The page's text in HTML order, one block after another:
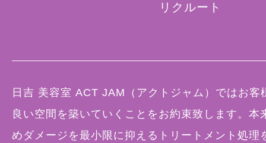
リクルート
日吉 美容室 ACT JAM（アクトジャム）ではお客
良い空間を築いていくことをお約束致します。本
めダメージを最小限に抑えるトリートメント処理